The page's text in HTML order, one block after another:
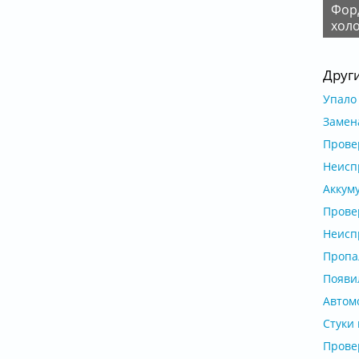
Форд Фокус2 2 0Б 2006г Проблемы ХХ на
Упало
Стуки